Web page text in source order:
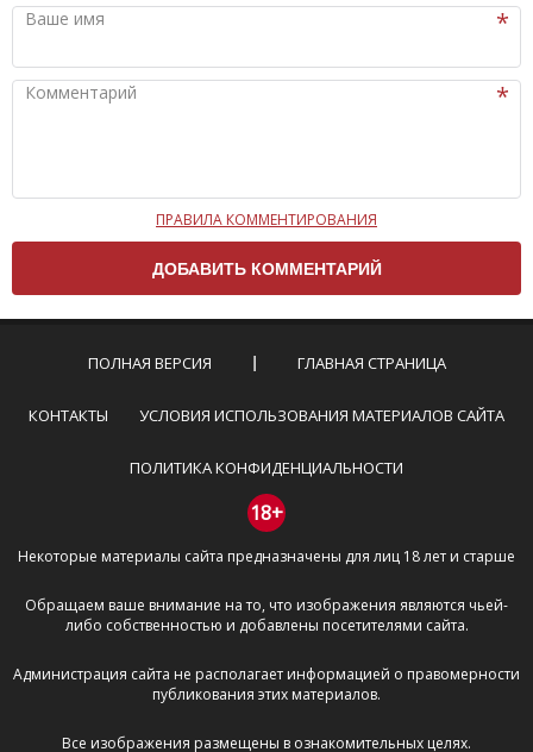
Ваше имя
Комментарий
Чтобы ваш комментарий был опубликован на сайте,
вам нужно придерживаться следующих правил:
Комментарий не может быть слишком
эмоциональных высказываний.
Не стоит отклоняться от предмета обсуждения.
Пожалуйста, не используйте в комментарие
призывы к насилию и высказывания,
направленные на разжигание расовой,
межнациональной и религиозной розни —
пожалейте наших модераторов, они кстати
очень славные ребята, поверьте.
буквами.
Не копируйте рецензии с других сайтов, нам
важно именно ваше мнение.
Не размещайте рекламу!
И запаситесь терпением, все комментарии
ПРАВИЛА КОММЕНТИРОВАНИЯ
ПОЛНАЯ ВЕРСИЯ ГЛАВНАЯ СТРАНИЦА
КОНТАКТЫ УСЛОВИЯ ИСПОЛЬЗОВАНИЯ МАТЕРИАЛОВ САЙТА
ПОЛИТИКА КОНФИДЕНЦИАЛЬНОСТИ
18+
Некоторые материалы сайта предназначены для лиц 18 лет и старше
Обращаем ваше внимание на то, что изображения являются чьей-
либо собственностью и добавлены посетителями сайта.
Администрация сайта не располагает информацией о правомерности
публикования этих материалов.
Все изображения размещены в ознакомительных целях.